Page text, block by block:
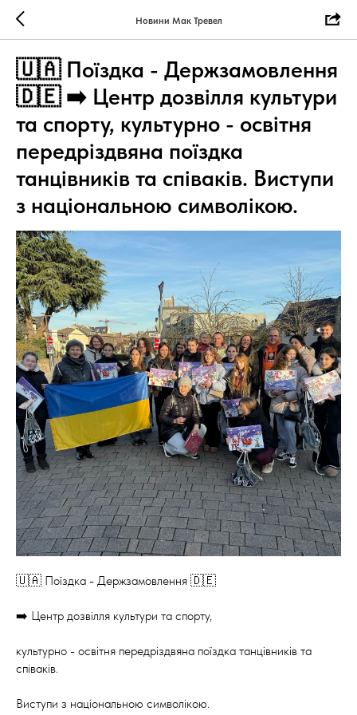
Новини Мак Тревел
🇺🇦 Поїздка - Держзамовлення
🇩🇪 ➡️ Центр дозвілля культури
та спорту, культурно - освітня
передріздвяна поїздка
танцівників та співаків. Виступи
з національною символікою.
🇺🇦 Поїздка - Держзамовлення 🇩🇪
➡️ Центр дозвілля культури та спорту,
культурно - освітня передріздвяна поїздка танцівників та
співаків.
Виступи з національною символікою.